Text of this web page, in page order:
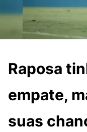
Raposa
empate,
suas